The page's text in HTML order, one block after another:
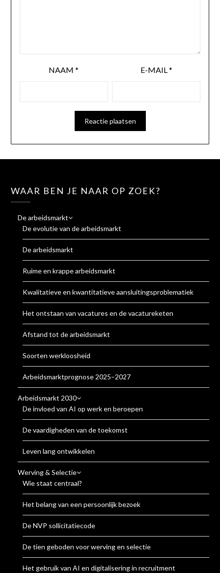
NAAM* E-MAIL *
WAAR BEN JE NAAR OP ZOEK?
De arbeidsmarkt
De evolutie van de arbeidsmarkt
De arbeidsmarkt
Ruime en krappe arbeidsmarkt
Kwalitatieve en kwantitatieve aansluitingsproblematiek
Het ontstaan van vacatures en de vacatureketen
Afstand tot de arbeidsmarkt
Soorten werkloosheid
Arbeidsmarktprognose 2025–2027
Arbeidsmarkt 2030
De invloed van AI op werk en beroepen
De vaardigheden van de toekomst
Leven lang ontwikkelen
Werving & Selectie
Wie staat centraal?
Het belang van een persoonlijk bezoek
De NVP sollicitatiecode
De tien geboden voor werving en selectie
Het gebruik van AI en digitalisering in recruitment